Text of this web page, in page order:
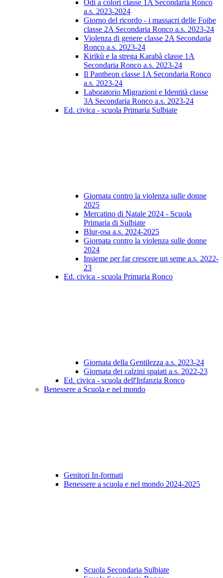
Odi a colori classe 1A Secondaria Ronco
a.s. 2023-2024
Giorno del ricordo - i massacri delle Foibe
classe 2A Secondaria Ronco a.s. 2023-24
Violenza di genere classe 2A Secondaria
Ronco a.s. 2023-24
Kirikù e la strega Karabà classe 1A
Secondaria Ronco a.s. 2023-24
Il Pantheon classe 1A Secondaria Ronco
a.s. 2023-24
Laboratorio Migrazioni e Identità classe
3A Secondaria Ronco a.s. 2023-24
Ed. civica - scuola Primaria Sulbiate
Giornata contro la violenza sulle donne
2025
Mercatino di Natale 2024 - Scuola
Primaria di Sulbiate
Blur-osa a.s. 2024-2025
Giornata contro la violenza sulle donne
2024
Insieme per far crescere un seme a.s. 2022-
23
Ed. civica - scuola Primaria Ronco
Giornata della Gentilezza a.s. 2023-24
Giornata dei calzini spaiati a.s. 2022-23
Ed. civica - scuola dell'Infanzia Ronco
Benessere a Scuola e nel mondo
Genitori In-formati
Benessere a scuola e nel mondo 2024-2025
Scuola Secondaria Sulbiate